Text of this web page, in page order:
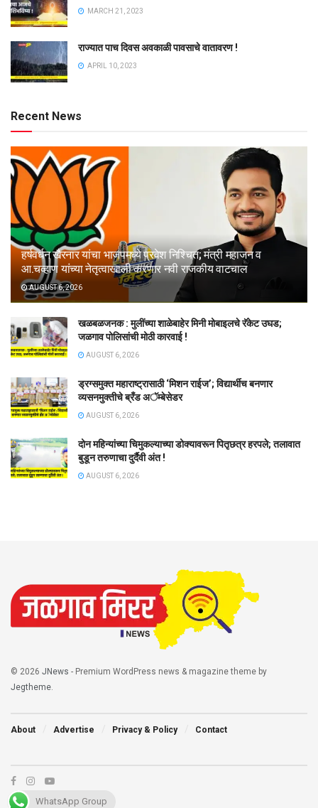
MARCH 21, 2023
राज्यात पाच दिवस अवकाळी पावसाचे वातावरण !
APRIL 10, 2023
Recent News
हर्षवर्धन खैरनार यांचा भाजपमध्ये प्रवेश निश्चित; मंत्री महाजन व
आ.चव्हाण यांच्या नेतृत्वाखाली करणार नवी राजकीय वाटचाल
AUGUST 6, 2026
खळबळजनक : मुलींच्या शाळेबाहेर मिनी मोबाइलचे रॅकेट उघड;
जळगाव पोलिसांची मोठी कारवाई !
AUGUST 6, 2026
ड्रग्समुक्त महाराष्ट्रासाठी ‘मिशन राईज’; विद्यार्थीच बनणार
व्यसनमुक्तीचे ब्रँड अॅम्बेसेडर
AUGUST 6, 2026
दोन महिन्यांच्या चिमुकल्याच्या डोक्यावरून पितृछत्र हरपले; तलावात
बुडून तरुणाचा दुर्दैवी अंत !
AUGUST 6, 2026
© 2026 JNews - Premium WordPress news & magazine theme by
Jegtheme
About Advertise Privacy & Policy Contact
WhatsApp Group